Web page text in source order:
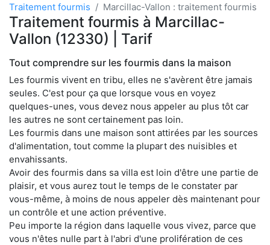
Traitement fourmis Marcillac-Vallon : traitement fourmis
Traitement fourmis à Marcillac-
Vallon (12330) | Tarif
Tout comprendre sur les fourmis dans la maison
Les fourmis vivent en tribu, elles ne s'avèrent être jamais
seules. C'est pour ça que lorsque vous en voyez
quelques-unes, vous devez nous appeler au plus tôt car
les autres ne sont certainement pas loin.
Les fourmis dans une maison sont attirées par les sources
d'alimentation, tout comme la plupart des nuisibles et
envahissants.
Avoir des fourmis dans sa villa est loin d'être une partie de
plaisir, et vous aurez tout le temps de le constater par
vous-même, à moins de nous appeler dès maintenant pour
un contrôle et une action préventive.
Peu importe la région dans laquelle vous vivez, parce que
vous n'êtes nulle part à l'abri d'une prolifération de ces